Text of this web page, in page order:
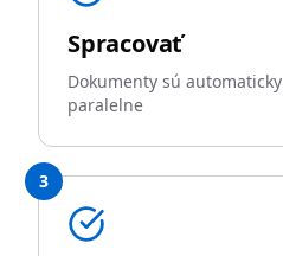
Spracovať
Dokumenty sú
paralelne
3